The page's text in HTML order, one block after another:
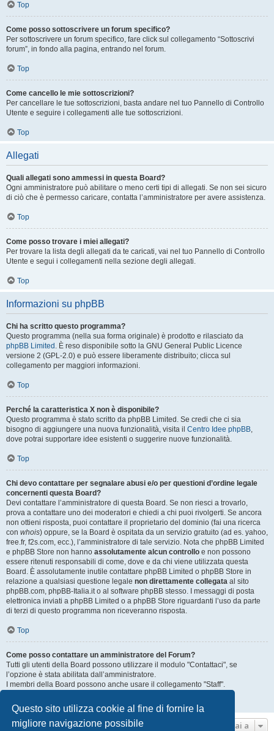
Questo sito utilizza cookie al fine di fornire la
migliore navigazione possibile
Top
Come posso sottoscrivere un forum specifico?
Per sottoscrivere un forum specifico, fare click sul collegamento “Sottoscrivi
forum”, in fondo alla pagina, entrando nel forum.
Top
Come cancello le mie sottoscrizioni?
Per cancellare le tue sottoscrizioni, basta andare nel tuo Pannello di Controllo
Utente e seguire i collegamenti alle tue sottoscrizioni.
Top
Allegati
Quali allegati sono ammessi in questa Board?
Ogni amministratore può abilitare o meno certi tipi di allegati. Se non sei sicuro
di ciò che è permesso caricare, contatta l’amministratore per avere assistenza.
Top
Come posso trovare i miei allegati?
Per trovare la lista degli allegati da te caricati, vai nel tuo Pannello di Controllo
Utente e segui i collegamenti nella sezione degli allegati.
Top
Informazioni su phpBB
Chi ha scritto questo programma?
Questo programma (nella sua forma originale) è prodotto e rilasciato da
phpBB Limited . È reso disponibile sotto la GNU General Public Licence
versione 2 (GPL-2.0) e può essere liberamente distribuito; clicca sul
collegamento per maggiori informazioni.
Top
Perché la caratteristica X non è disponibile?
Questo programma è stato scritto da phpBB Limited. Se credi che ci sia
bisogno di aggiungere una nuova funzionalità, visita il Centro Idee phpBB,
dove potrai supportare idee esistenti o suggerire nuove funzionalità.
Top
Chi devo contattare per segnalare abusi e/o per questioni d’ordine legale
concernenti questa Board?
Devi contattare l’amministratore di questa Board. Se non riesci a trovarlo,
prova a contattare uno dei moderatori e chiedi a chi puoi rivolgerti. Se ancora
non ottieni risposta, puoi contattare il proprietario del dominio (fai una ricerca
con whois) oppure, se la Board è ospitata da un servizio gratuito (ad es. yahoo,
free.fr, f2s.com, ecc.), l’amministratore di tale servizio. Nota che phpBB Limited
e phpBB Store non hanno assolutamente alcun controllo e non possono
essere ritenuti responsabili di come, dove e da chi viene utilizzata questa
Board. È assolutamente inutile contattare phpBB Limited o phpBB Store in
relazione a qualsiasi questione legale non direttamente collegata al sito
phpBB.com, phpBB-Italia.it o al software phpBB stesso. I messaggi di posta
elettronica inviati a phpBB Limited o a phpBB Store riguardanti l’uso da parte
di terzi di questo programma non riceveranno risposta.
Top
Come posso contattare un amministratore del Forum?
Tutti gli utenti della Board possono utilizzare il modulo "Contattaci", se
l’opzione è stata abilitata dall’amministratore.
I membri della Board possono anche usare il collegamento "Staff".
Top
Vai a